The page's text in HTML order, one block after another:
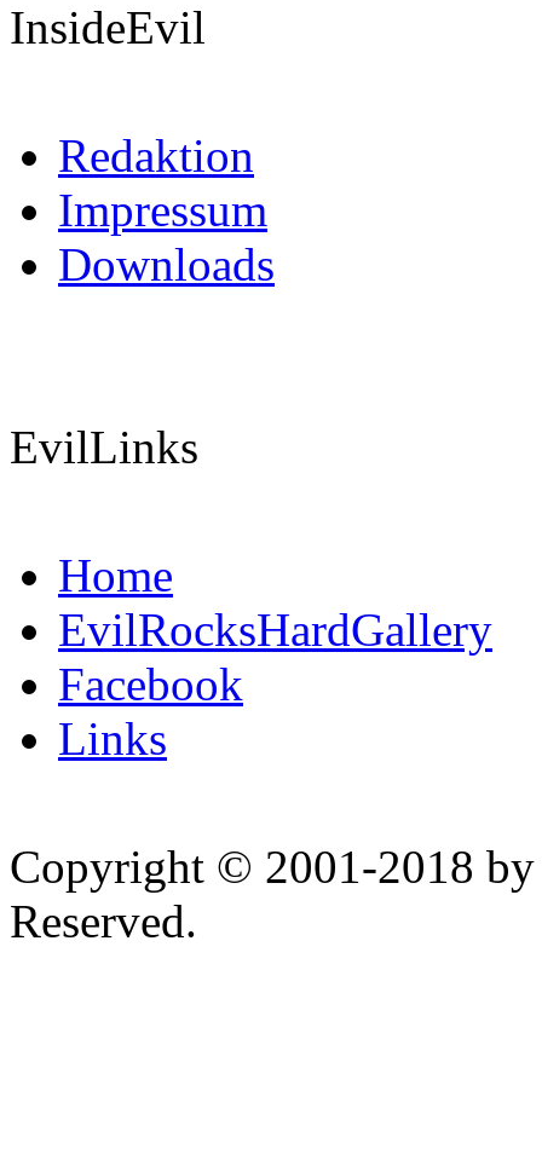
InsideEvil
Redaktion
Impressum
Downloads
EvilLinks
Home
EvilRocksHardGallery
Facebook
Links
Copyright © 2001-2018
Reserved.